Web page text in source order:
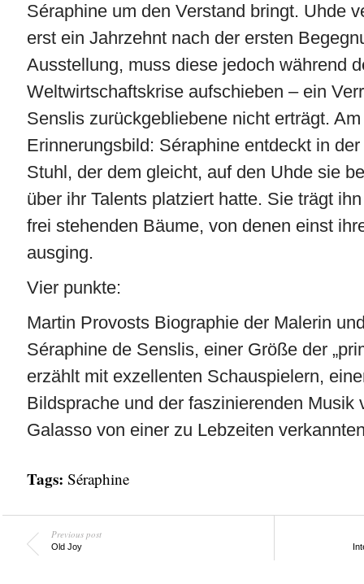
Séraphine um den Verstand bringt. Uhde
erst ein Jahrzehnt nach der ersten
Ausstellung, muss diese jedoch während
Weltwirtschaftskrise aufschieben – ein
Senslis zurückgebliebene nicht erträgt.
Erinnerungsbild: Séraphine entdeckt in
Stuhl, der dem gleicht, auf den Uhde sie
über ihr Talents platziert hatte. Sie trägt
frei stehenden Bäume, von denen einst
ausging.
Vier punkte:
Martin Provosts Biographie der Malerin
Séraphine de Senslis, einer Größe der
erzählt mit exzellenten Schauspielern,
Bildsprache und der faszinierenden Musik
Galasso von einer zu Lebzeiten
Tags: Séraphine
Previous post
Old Joy